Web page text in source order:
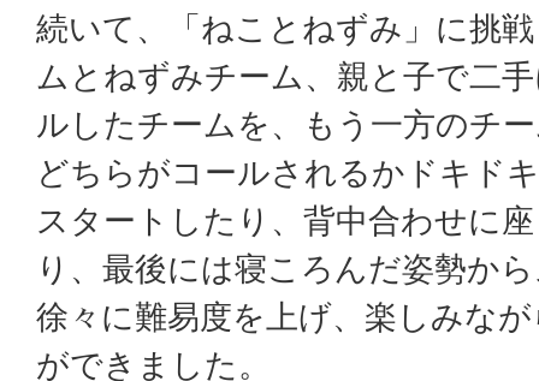
続いて、「ねことねずみ」に挑
ムとねずみチーム、親と子で二
ルしたチームを、もう一方のチ
どちらがコールされるかドキド
スタートしたり、背中合わせに
り、最後には寝ころんだ姿勢か
徐々に難易度を上げ、楽しみな
ができました。